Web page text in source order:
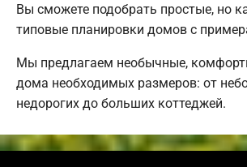
Вы сможете подобрать простые, но
типовые планировки домов с
Мы предлагаем необычные,
дома необходимых размеров: от
недорогих до больших коттеджей.